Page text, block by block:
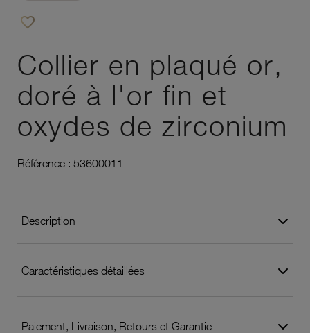
favorite_border
Collier en plaqué or,
doré à l'or fin et
oxydes de zirconium
Référence : 53600011
Description
Caractéristiques détaillées
Paiement, Livraison, Retours et Garantie